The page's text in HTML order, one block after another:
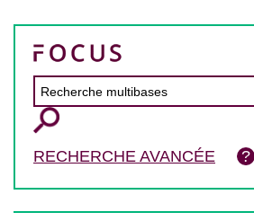
RECHERCHE AVANCÉE